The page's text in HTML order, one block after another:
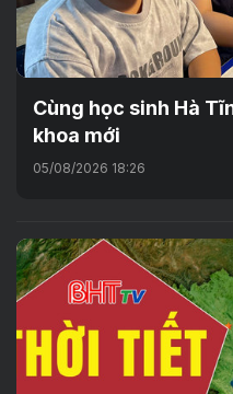
Cùng học sinh Hà
khoa mới
05/08/2026 18:26